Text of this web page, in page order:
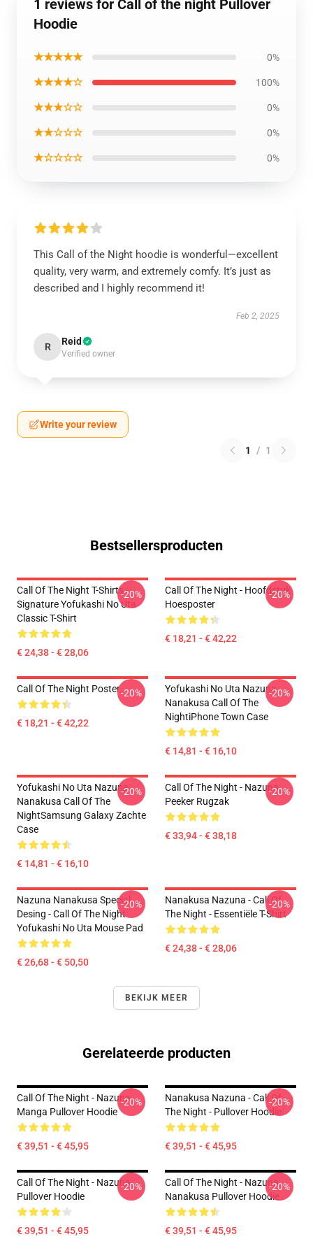
1 reviews for Call of the night Pullover
Hoodie
★★★★★ 0%
★★★★☆ 100%
★★★☆☆ 0%
★★☆☆☆ 0%
★☆☆☆☆ 0%
This Call of the Night hoodie is wonderful—excellent
quality, very warm, and extremely comfy. It’s just as
described and I highly recommend it!
Feb 2, 2025
R Reid
Verified owner
Write your review
1 / 1
Bestsellersproducten
Call Of The Night T-Shirts -
Signature Yofukashi No Uta
Classic T-Shirt
€ 24,38 - € 28,06
-20%
Call Of The Night - Hoofdstuk
Hoesposter
€ 18,21 - € 42,22
-20%
Call Of The Night Poster
€ 18,21 - € 42,22
-20%
Yofukashi No Uta Nazuna
Nanakusa Call Of The
NightiPhone Town Case
€ 14,81 - € 16,10
-20%
Yofukashi No Uta Nazuna
Nanakusa Call Of The
NightSamsung Galaxy Zachte
Case
€ 14,81 - € 16,10
-20%
Call Of The Night - Nazuna
Peeker Rugzak
€ 33,94 - € 38,18
-20%
Nazuna Nanakusa Special
Desing - Call Of The Night
Yofukashi No Uta Mouse Pad
€ 26,68 - € 50,50
-20%
Nanakusa Nazuna - Call Of
The Night - Essentiële T-Shirt
€ 24,38 - € 28,06
-20%
BEKIJK MEER
Gerelateerde producten
Call Of The Night - Nazuna
Manga Pullover Hoodie
€ 39,51 - € 45,95
-20%
Nanakusa Nazuna - Call Of
The Night - Pullover Hoodie
€ 39,51 - € 45,95
-20%
Call Of The Night - Nazuna
Pullover Hoodie
€ 39,51 - € 45,95
-20%
Call Of The Night - Nazuna
Nanakusa Pullover Hoodie
€ 39,51 - € 45,95
-20%